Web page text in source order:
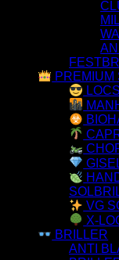
PREMIUM
VG
X-
BRILLER
ANTI